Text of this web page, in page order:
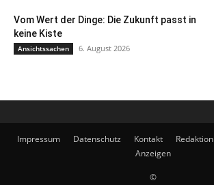
Vom Wert der Dinge: Die Zukunft passt in
keine Kiste
Ansichtssachen 6. August 2026
Impressum Datenschutz Kontakt Redaktion
Anzeigen
©